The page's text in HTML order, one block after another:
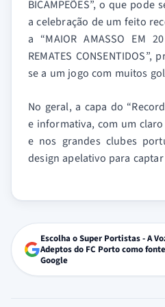
BICAMPEÕES”, o que
a celebração de um feito
a “MAIOR AMASSO EM
REMATES
se a um jogo com muitos
No geral, a capa do
e informativa, com um
e nos grandes clubes
design apelativo para
Escolha o Super Portistas - A
Adeptos do FC Porto como
Google